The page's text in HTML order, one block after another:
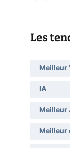
Les
Meilleur
IA
Meilleur
Meilleur